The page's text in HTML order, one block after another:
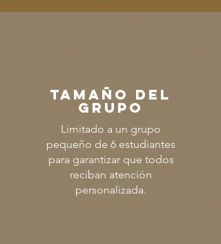
TAMAÑO DEL
GRUPO
Limitado a un grupo
pequeño de 6 estudiantes
para garantizar que todos
reciban atención
personalizada.